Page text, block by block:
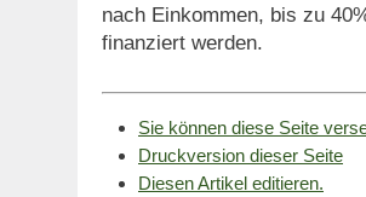
nach Einkommen, bis zu
finanziert werden.
Sie können diese Seite
Druckversion dieser Seite
Diesen Artikel editieren.